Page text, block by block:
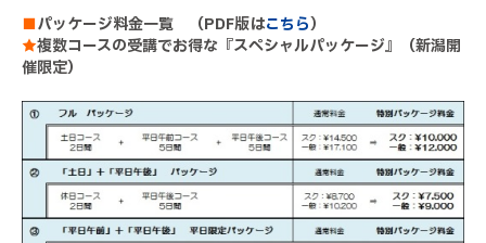
■パッケージ料金一覧 （PDF版はこちら）
★複数コースの受講でお得な『スペシャルパッケージ』（新潟開
催限定）